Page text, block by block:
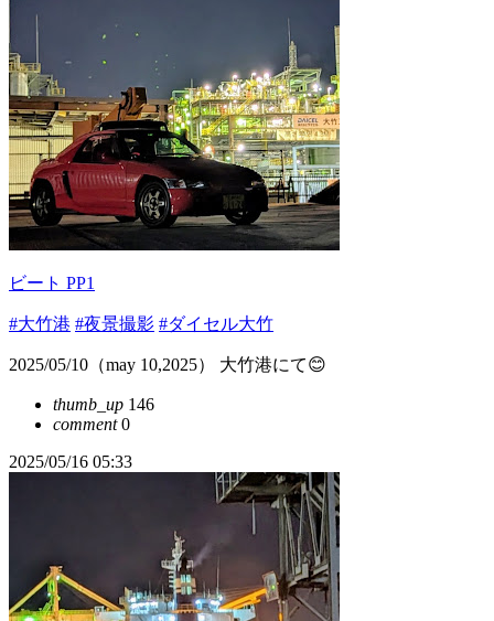
ビート PP1
#大竹港 #夜景撮影 #ダイセル大竹
2025/05/10（may 10,2025） 大竹港にて😊
thumb_up 146
comment0
2025/05/16 05:33